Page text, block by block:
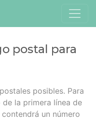
postal para
posibles. Para
de la primera línea de
un número